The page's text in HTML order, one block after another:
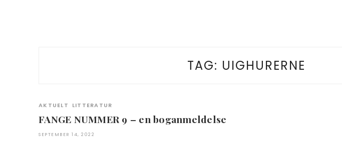
TAG: UIGHURERNE
AKTUELT LITTERATUR
FANGE NUMMER 9 – en boganmeldelse
SEPTEMBER 14, 2022